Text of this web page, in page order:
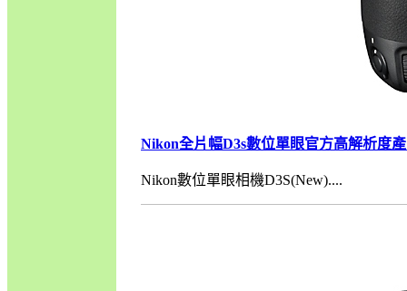
Nikon全片幅D3s數位單眼官方高解析度
Nikon數位單眼相機D3S(New)....